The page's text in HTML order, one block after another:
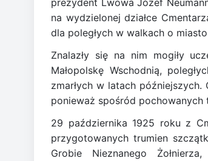
na wydzielonej działce
dla poległych w walkach o
Znalazły się na nim mogiły
Małopolskę Wschodnią,
zmarłych w latach
ponieważ spośród pochowanych
29 października 1925 roku z
przygotowanych trumien
Grobie Nieznanego